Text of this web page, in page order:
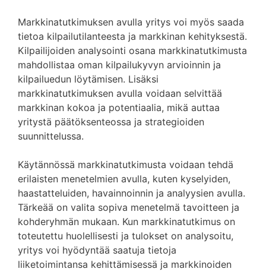
Markkinatutkimuksen avulla yritys voi myös saada
tietoa kilpailutilanteesta ja markkinan kehityksestä.
Kilpailijoiden analysointi osana markkinatutkimusta
mahdollistaa oman kilpailukyvyn arvioinnin ja
kilpailuedun löytämisen. Lisäksi
markkinatutkimuksen avulla voidaan selvittää
markkinan kokoa ja potentiaalia, mikä auttaa
yritystä päätöksenteossa ja strategioiden
suunnittelussa.
Käytännössä markkinatutkimusta voidaan tehdä
erilaisten menetelmien avulla, kuten kyselyiden,
haastatteluiden, havainnoinnin ja analyysien avulla.
Tärkeää on valita sopiva menetelmä tavoitteen ja
kohderyhmän mukaan. Kun markkinatutkimus on
toteutettu huolellisesti ja tulokset on analysoitu,
yritys voi hyödyntää saatuja tietoja
liiketoimintansa kehittämisessä ja markkinoiden